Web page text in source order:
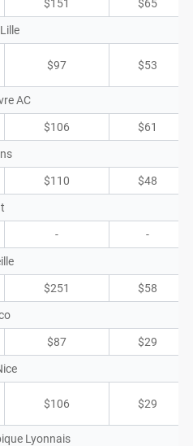
$151 $65
$97 $53
AC
$106 $61
$110 $48
- -
$251 $58
$87 $29
$106 $29
Lyonnais